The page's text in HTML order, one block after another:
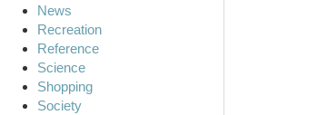
News
Recreation
Reference
Science
Shopping
Society